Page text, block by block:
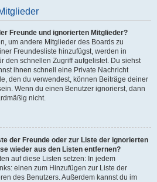
Freunde und ignorierten Mitglieder?
um andere Mitglieder des Boards zu
Freundesliste hinzufügst, werden in
den schnellen Zugriff aufgelistet. Du siehst
ihnen schnell eine Private Nachricht
den du verwendest, können Beiträge deiner
Wenn du einen Benutzer ignorierst, dann
nicht.
der Freunde oder zur Liste der ignorierten
wieder aus den Listen entfernen?
auf diese Listen setzen: In jedem
einen zum Hinzufügen zur Liste der
des Benutzers. Außerdem kannst du im